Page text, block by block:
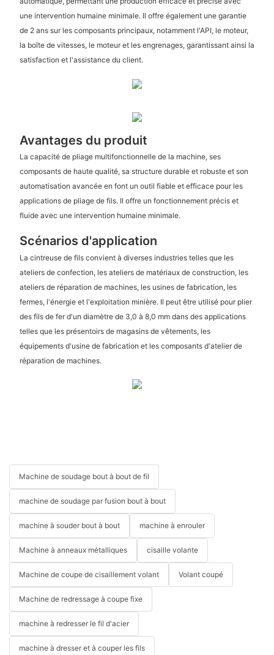
une intervention humaine minimale. Il offre également une garantie
de 2 ans sur les composants principaux, notamment l'API, le moteur,
la boîte de vitesses, le moteur et les engrenages, garantissant ainsi la
satisfaction et l'assistance du client.
Avantages du produit
La capacité de pliage multifonctionnelle de la machine, ses
composants de haute qualité, sa structure durable et robuste et son
automatisation avancée en font un outil fiable et efficace pour les
applications de pliage de fils. Il offre un fonctionnement précis et
fluide avec une intervention humaine minimale.
Scénarios d'application
La cintreuse de fils convient à diverses industries telles que les
ateliers de confection, les ateliers de matériaux de construction, les
ateliers de réparation de machines, les usines de fabrication, les
fermes, l'énergie et l'exploitation minière. Il peut être utilisé pour plier
des fils de fer d'un diamètre de 3,0 à 8,0 mm dans des applications
telles que les présentoirs de magasins de vêtements, les
équipements d'usine de fabrication et les composants d'atelier de
réparation de machines.
Machine de soudage bout à bout de fil
machine de soudage par fusion bout à bout
machine à souder bout à bout machine à enrouler
Machine à anneaux métalliques cisaille volante
Machine de coupe de cisaillement volant Volant coupé
Machine de redressage à coupe fixe
machine à redresser le fil d'acier
machine à dresser et à couper les fils